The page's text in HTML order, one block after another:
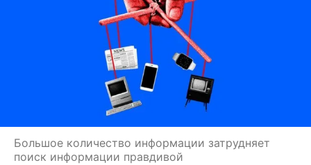
Большое количество информации затрудняет
поиск информации правдивой